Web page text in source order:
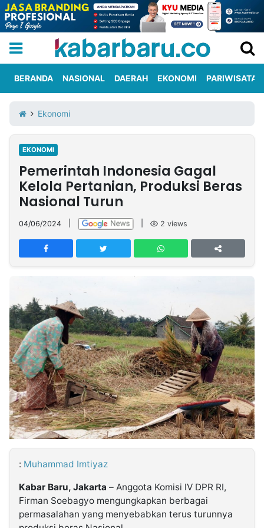
Iklan
Berita
Kami
Nasional
International
Olahraga
Entertainment
Daerah
Pariwisata
Kuliner
Kolom
Network
PT
TREETAN
Partner
Insight
NTB
Suara
Time
Lens
IDN
Daily
Jogja
Jalan
Rakyat
Idealita
News
Kita
Notice
Dinamikapost.com
Radar
Baru
Seedbacklink
Follow
Kabarbaru
BERANDA NASIONAL DAERAH EKONOMI PARIWISATA
Ekonomi
EKONOMI
Pemerintah Indonesia Gagal
Kelola Pertanian, Produksi Beras
Nasional Turun
04/06/2024 2 views
: Muhammad Imtiyaz
Kabar Baru, Jakarta – Anggota Komisi IV DPR RI,
Firman Soebagyo mengungkapkan berbagai
permasalahan yang menyebabkan terus turunnya